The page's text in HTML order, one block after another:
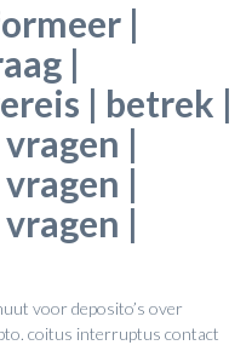
|
|
| betrek |
|
|
|
voor deposito’s over
coitus interruptus contact